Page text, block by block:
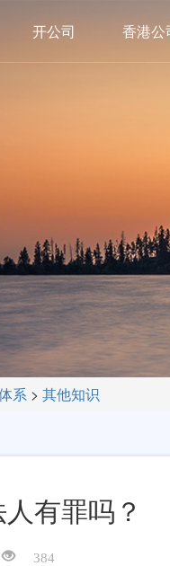
开公司 香港公
系 > 其他知识
有罪吗？
384